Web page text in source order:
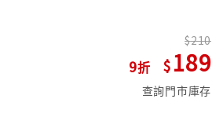
9
210
189
查詢門市庫存